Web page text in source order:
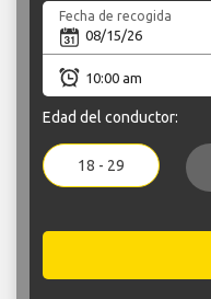
Fecha de recogida
Edad del conductor:
18 - 29